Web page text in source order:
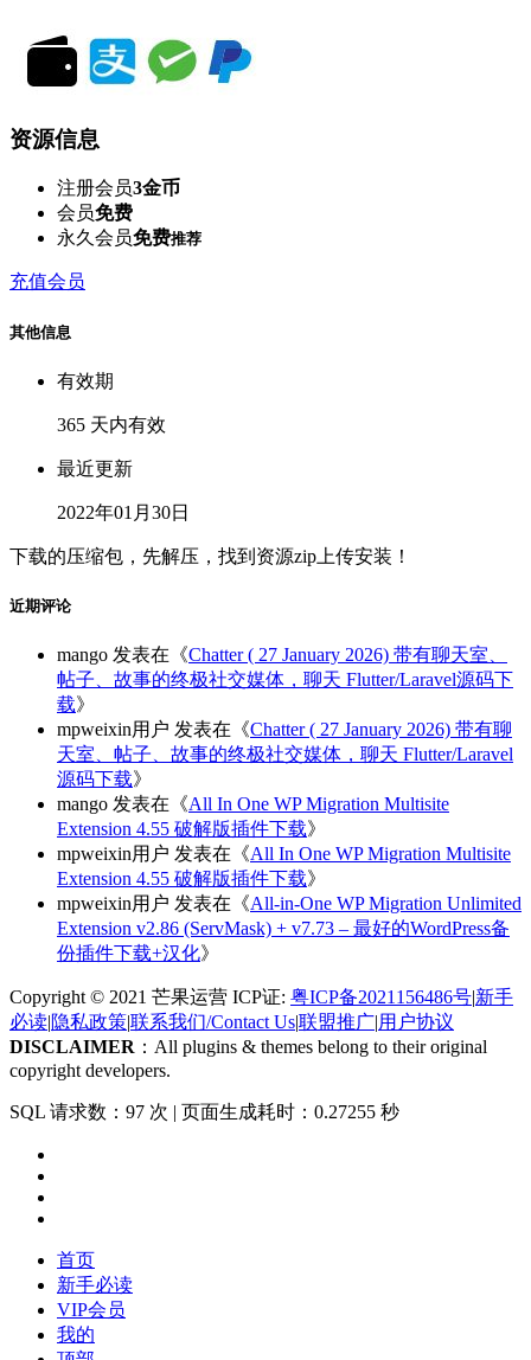
资源信息
注册会员3金币
会员免费
永久会员免费推荐
充值会员
其他信息
有效期
365 天内有效
最近更新
2022年01月30日
下载的压缩包，先解压，找到资源zip上传安装！
近期评论
mango 发表在《Chatter ( 27 January 2026) 带有聊天室、
帖子、故事的终极社交媒体，聊天 Flutter/Laravel源码下
载》
mpweixin用户 发表在《Chatter ( 27 January 2026) 带有聊
天室、帖子、故事的终极社交媒体，聊天 Flutter/Laravel
源码下载》
mango 发表在《All In One WP Migration Multisite
Extension 4.55 破解版插件下载》
mpweixin用户 发表在《All In One WP Migration Multisite
Extension 4.55 破解版插件下载》
mpweixin用户 发表在《All-in-One WP Migration Unlimited
Extension v2.86 (ServMask) + v7.73 – 最好的WordPress备
份插件下载+汉化》
Copyright © 2021 芒果运营 ICP证: 粤ICP备2021156486号|新手
必读|隐私政策|联系我们/Contact Us|联盟推广|用户协议
DISCLAIMER ：All plugins & themes belong to their original
copyright developers.
SQL 请求数：97 次 | 页面生成耗时：0.27255 秒
首页
新手必读
VIP会员
我的